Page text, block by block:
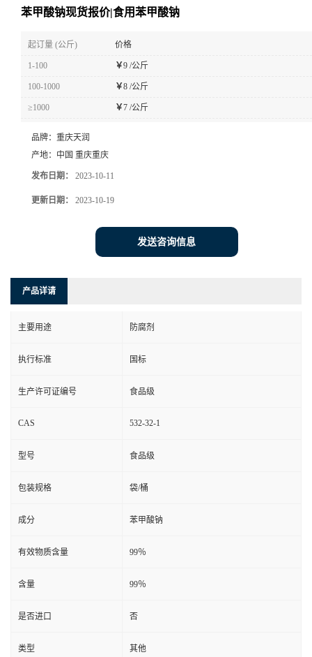
苯甲酸钠现货报价|食用苯甲酸钠
起订量 (公斤) 价格
1-100 ￥9 /公斤
100-1000 ￥8 /公斤
≥1000 ￥7 /公斤
品牌： 重庆天润
产地： 中国 重庆重庆
发布日期： 2023-10-11
更新日期： 2023-10-19
发送咨询信息
产品详请
主要用途 防腐剂
执行标准 国标
生产许可证编号 食品级
CAS 532-32-1
型号 食品级
包装规格 袋/桶
成分 苯甲酸钠
有效物质含量 99％
含量 99％
是否进口 否
类型 其他